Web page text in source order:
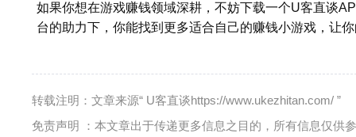
如果你想在游戏赚钱领域深耕，不妨下载一个U客直谈
台的助力下，你能找到更多适合自己的赚钱小游戏，让
转载注明：文章来源“ U客直谈https://www.ukezhitan.com/ ”
免责声明 ：本文章出于传递更多信息之目的，所有信息仅供